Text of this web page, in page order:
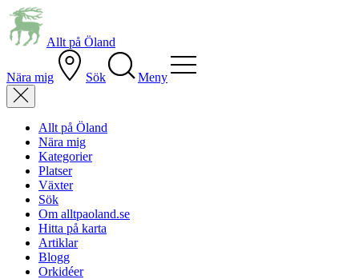
Allt på Öland
Nära mig Sök Meny
Allt på Öland
Nära mig
Kategorier
Platser
Växter
Sök
Om alltpaoland.se
Hitta på karta
Artiklar
Blogg
Orkidéer